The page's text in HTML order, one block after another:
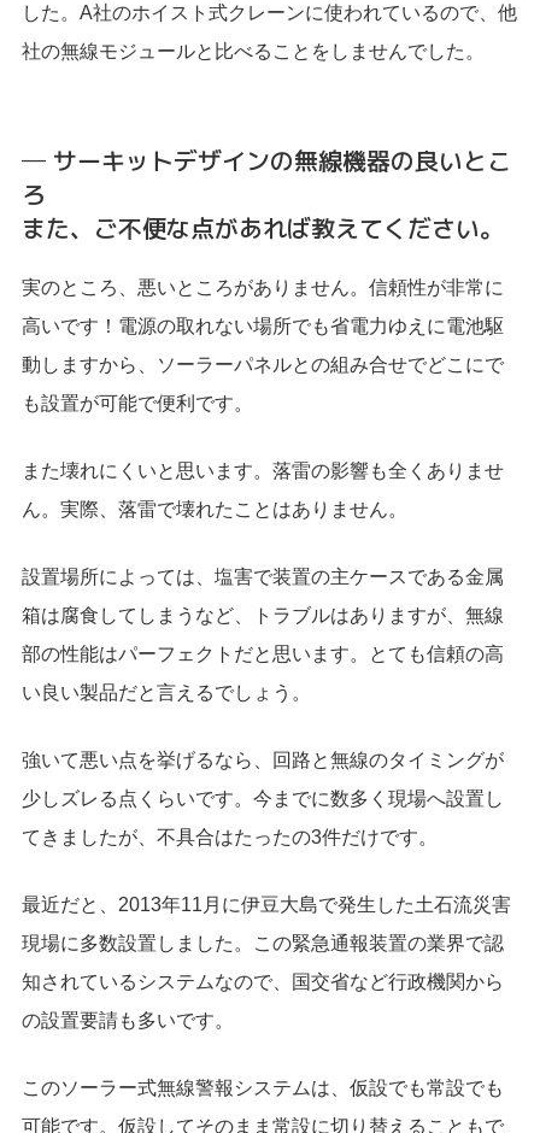
した。A社のホイスト式クレーンに使われているので、他
社の無線モジュールと比べることをしませんでした。
─ サーキットデザインの無線機器の良いとこ
ろ
また、ご不便な点があれば教えてください。
実のところ、悪いところがありません。信頼性が非常に
高いです！電源の取れない場所でも省電力ゆえに電池駆
動しますから、ソーラーパネルとの組み合せでどこにで
も設置が可能で便利です。
また壊れにくいと思います。落雷の影響も全くありませ
ん。実際、落雷で壊れたことはありません。
設置場所によっては、塩害で装置の主ケースである金属
箱は腐食してしまうなど、トラブルはありますが、無線
部の性能はパーフェクトだと思います。とても信頼の高
い良い製品だと言えるでしょう。
強いて悪い点を挙げるなら、回路と無線のタイミングが
少しズレる点くらいです。今までに数多く現場へ設置し
てきましたが、不具合はたったの3件だけです。
最近だと、2013年11月に伊豆大島で発生した土石流災害
現場に多数設置しました。この緊急通報装置の業界で認
知されているシステムなので、国交省など行政機関から
の設置要請も多いです。
このソーラー式無線警報システムは、仮設でも常設でも
可能です。仮設してそのまま常設に切り替えることもで